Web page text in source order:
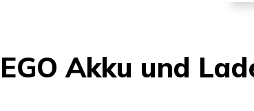
EGO Akku und